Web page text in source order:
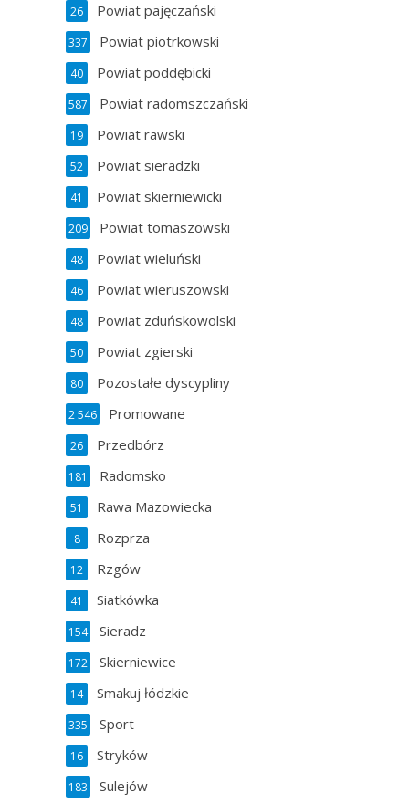
Powiat pajęczański
26
Powiat piotrkowski
337
Powiat poddębicki
40
Powiat radomszczański
587
Powiat rawski
19
Powiat sieradzki
52
Powiat skierniewicki
41
Powiat tomaszowski
209
Powiat wieluński
48
Powiat wieruszowski
46
Powiat zduńskowolski
48
Powiat zgierski
50
Pozostałe dyscypliny
80
Promowane
2 546
Przedbórz
26
Radomsko
181
Rawa Mazowiecka
51
Rozprza
8
Rzgów
12
Siatkówka
41
Sieradz
154
Skierniewice
172
Smakuj łódzkie
14
Sport
335
Stryków
16
Sulejów
183